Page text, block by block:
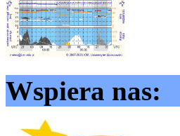
Wspiera nas: